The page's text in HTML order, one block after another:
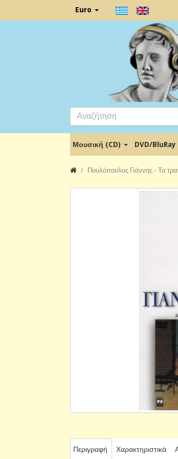
Euro
Μουσική (CD) DVD/BluRay
Πουλόπουλος Γιάννης - Τα
Περιγραφή Χαρακτηριστικά